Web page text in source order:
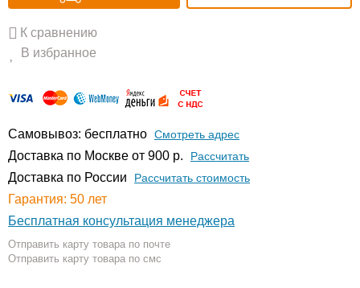
К сравнению
В избранное
Самовывоз: бесплатно Смотреть адрес
Доставка по Москве от 900 р. Расcчитать
Доставка по России Рассчитать стоимость
Гарантия: 50 лет
Бесплатная консультация менеджера
Отправить карту товара по почте
Отправить карту товара по смс